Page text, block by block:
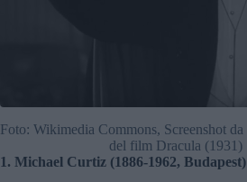
Foto: Wikimedia Commons, Screenshot
del film Dracula (1931)
1. Michael Curtiz (1886-1962, Budapest)